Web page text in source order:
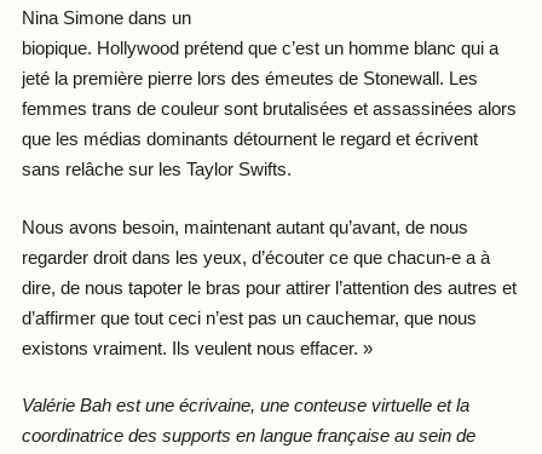
Nina Simone dans un
biopique. Hollywood prétend que c’est un homme blanc qui a
jeté la première pierre lors des émeutes de Stonewall. Les
femmes trans de couleur sont brutalisées et assassinées alors
que les médias dominants détournent le regard et écrivent
sans relâche sur les Taylor Swifts.
Nous avons besoin, maintenant autant qu’avant, de nous
regarder droit dans les yeux, d’écouter ce que chacun-e a à
dire, de nous tapoter le bras pour attirer l’attention des autres et
d’affirmer que tout ceci n’est pas un cauchemar, que nous
existons vraiment. Ils veulent nous effacer. »
Valérie Bah est une écrivaine, une conteuse virtuelle et la
coordinatrice des supports en langue française au sein de